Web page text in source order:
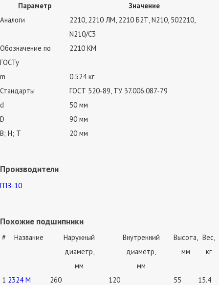
Параметр
Значение
Аналоги
2210, 2210 ЛМ, 2210 Б2Т, N210, 502210,
N210/C3
Обозначение по
ГОСТу
2210 КМ
m
0.524 кг
Стандарты
ГОСТ 520-89, ТУ 37.006.087-79
d
50 мм
D
90 мм
В; Н; Т
20 мм
Производители
ГПЗ-10
Похожие подшипники
# Название
Наружный
диаметр,
мм
Внутренний
диаметр,
мм
Высота,
мм
Вес,
кг
1 2324 М 260 120 55
15.4